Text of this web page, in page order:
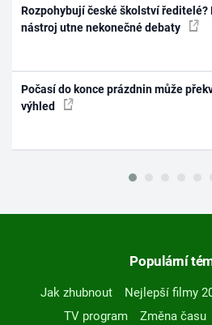
Rozpohybují české školství ředitelé?
nástroj utne nekonečné debaty
Počasí do konce prázdnin může
výhled
Populární
Jak zhubnout Nejlepší filmy
TV program
Změna času